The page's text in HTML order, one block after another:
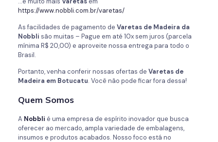
https://www.nobbli.com.br/varetas/
As facilidades de pagamento de Varetas de Madeira da
Nobbli são muitas – Pague em até 10x sem juros (parcela
mínima R$ 20,00) e aproveite nossa entrega para todo o
Brasil.
Portanto, venha conferir nossas ofertas de Varetas de
Madeira em Botucatu. Você não pode ficar fora dessa!
Quem Somos
A Nobbli é uma empresa de espírito inovador que busca
oferecer ao mercado, ampla variedade de embalagens,
insumos e produtos acabados. Nosso foco está no